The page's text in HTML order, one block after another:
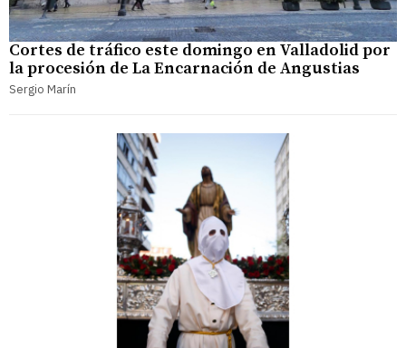
Cortes de tráfico este domingo en Valladolid por
la procesión de La Encarnación de Angustias
Sergio Marín